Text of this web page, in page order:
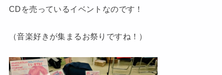
CDを売っているイベントなのです！
（音楽好きが集まるお祭りですね！）